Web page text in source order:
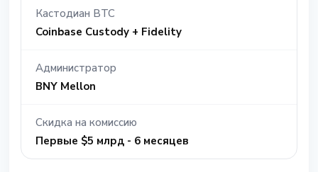
Кастодиан BTC
Coinbase Custody + Fidelity
Администратор
BNY Mellon
Скидка на комиссию
Первые $5 млрд - 6 месяцев